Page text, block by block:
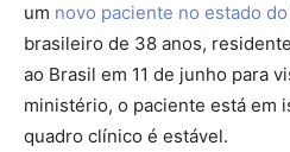
um novo paciente no estado
brasileiro de 38 anos,
ao Brasil em 11 de junho para
ministério, o paciente está em
quadro clínico é estável.